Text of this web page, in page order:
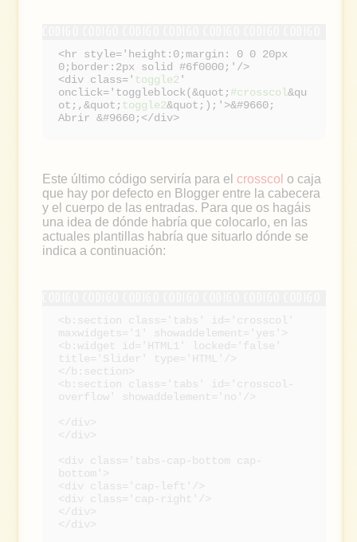
<hr style='height:0;margin: 0 0 20px
0;border:2px solid #6f0000;'/>
<div class=' toggle2 '
onclick='toggleblock(&quot; #crosscol&qu
ot;,&quot; toggle2&quot;);'>&#9660;
Abrir &#9660;</div>
Este último código serviría para el crosscol o caja
que hay por defecto en Blogger entre la cabecera
y el cuerpo de las entradas. Para que os hagáis
una idea de dónde habría que colocarlo, en las
actuales plantillas habría que situarlo dónde se
indica a continuación:
<b:section class='tabs' id='crosscol'
maxwidgets='1' showaddelement='yes'>
<b:widget id='HTML1' locked='false'
title='Slider' type='HTML'/>
</b:section>
<b:section class='tabs' id='crosscol-
overflow' showaddelement='no'/>
</div>
</div>
<div class='tabs-cap-bottom cap-
bottom'>
<div class='cap-left'/>
<div class='cap-right'/>
</div>
</div>